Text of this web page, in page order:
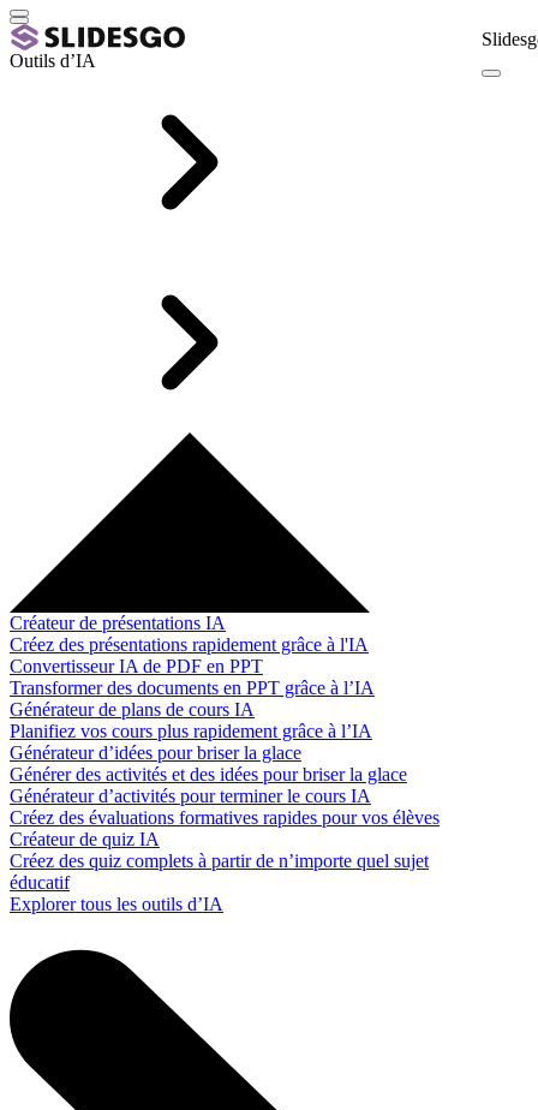
Outils d’IA
Créateur de présentations IA
Créez des présentations rapidement grâce à l'IA
Convertisseur IA de PDF en PPT
Transformer des documents en PPT grâce à l’IA
Générateur de plans de cours IA
Planifiez vos cours plus rapidement grâce à l’IA
Générateur d’idées pour briser la glace
Générer des activités et des idées pour briser la glace
Générateur d’activités pour terminer le cours IA
Créez des évaluations formatives rapides pour vos élèves
Créateur de quiz IA
Créez des quiz complets à partir de n’importe quel sujet
éducatif
Explorer tous les outils d’IA